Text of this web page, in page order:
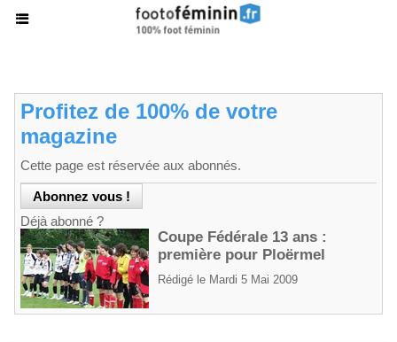
Profitez de 100% de votre
magazine
Cette page est réservée aux abonnés.
Déjà abonné ?
Coupe Fédérale 13 ans :
première pour Ploërmel
Rédigé le Mardi 5 Mai 2009